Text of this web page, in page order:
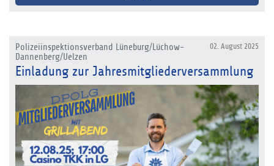
02. August 2025
Polizeiinspektionsverband Lüneburg/Lüchow-
Dannenberg/Uelzen
Einladung zur Jahresmitgliederversammlung